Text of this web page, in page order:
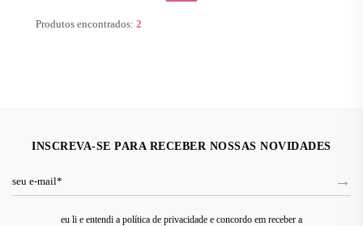
Produtos encontrados: 2
INSCREVA-SE PARA RECEBER NOSSAS NOVIDADES
eu li e entendi a política de privacidade e concordo em receber a